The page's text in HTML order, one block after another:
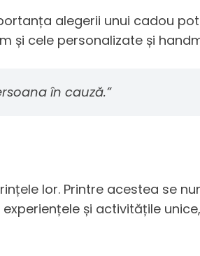
alegerii unui cadou
și cele personalizate și
în cauză.”
lor. Printre acestea se
și activitățile